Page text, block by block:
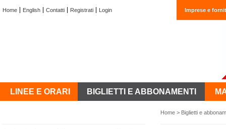
Home English Contatti Registrati Login Imprese e
LINEE E ORARI BIGLIETTI E ABBONAMENTI
Home > Biglietti e